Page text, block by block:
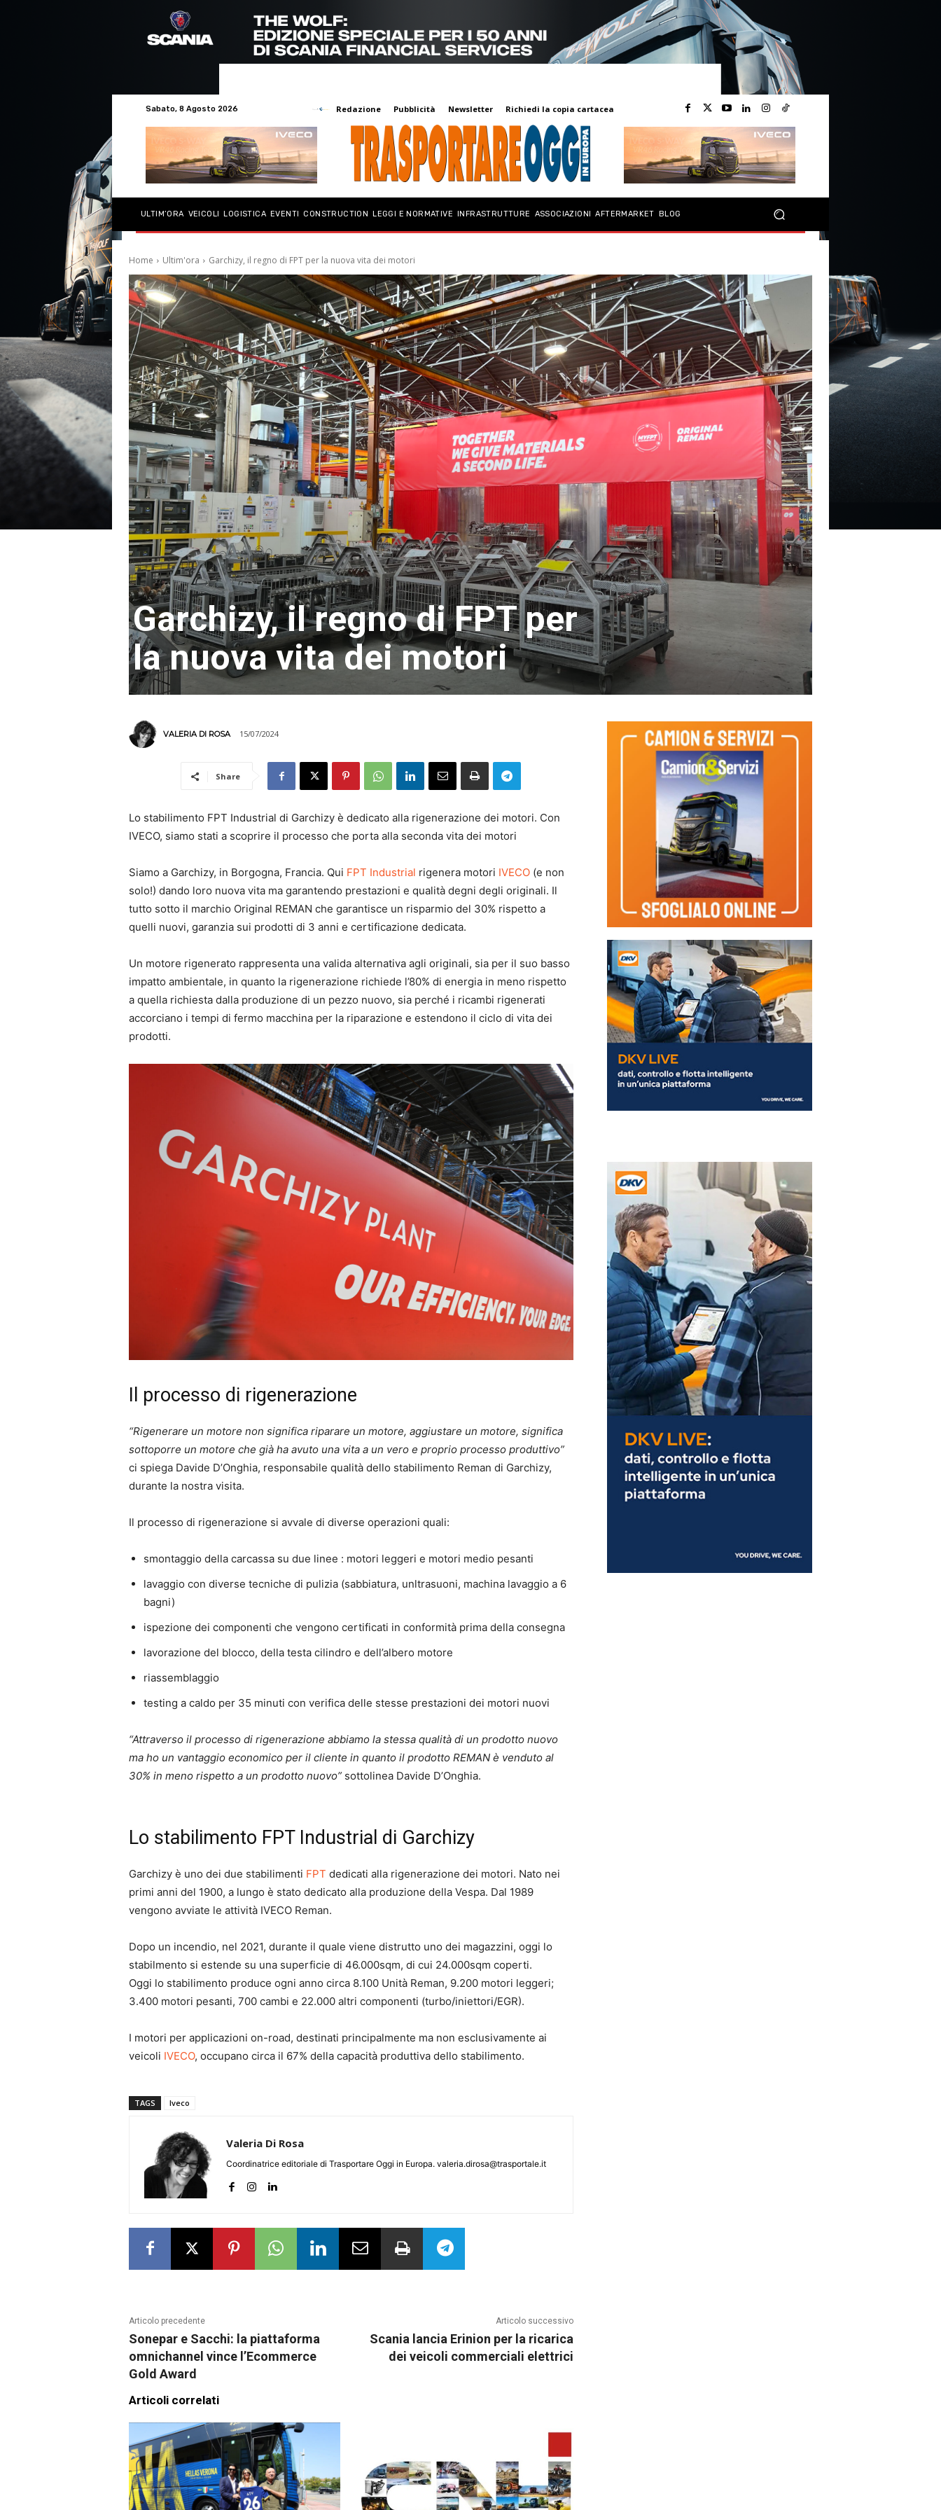
Sabato, 8 Agosto 2026 Redazione Pubblicità Newsletter Richiedi la copia cartacea
ULTIM’ORA VEICOLI LOGISTICA EVENTI CONSTRUCTION LEGGI E NORMATIVE INFRASTRUTTURE ASSOCIAZIONI AFTERMARKET BLOG
Home Ultim'ora Garchizy, il regno di FPT per la nuova vita dei motori
Garchizy, il regno di FPT per
la nuova vita dei motori
VALERIA DI ROSA 15/07/2024
Share
Lo stabilimento FPT Industrial di Garchizy è dedicato alla rigenerazione dei motori. Con
IVECO, siamo stati a scoprire il processo che porta alla seconda vita dei motori
Siamo a Garchizy, in Borgogna, Francia. Qui FPT Industrial rigenera motori IVECO (e non
solo!) dando loro nuova vita ma garantendo prestazioni e qualità degni degli originali. Il
tutto sotto il marchio Original REMAN che garantisce un risparmio del 30% rispetto a
quelli nuovi, garanzia sui prodotti di 3 anni e certificazione dedicata.
Un motore rigenerato rappresenta una valida alternativa agli originali, sia per il suo basso
impatto ambientale, in quanto la rigenerazione richiede l’80% di energia in meno rispetto
a quella richiesta dalla produzione di un pezzo nuovo, sia perché i ricambi rigenerati
accorciano i tempi di fermo macchina per la riparazione e estendono il ciclo di vita dei
prodotti.
Il processo di rigenerazione
“Rigenerare un motore non significa riparare un motore, aggiustare un motore, significa
sottoporre un motore che già ha avuto una vita a un vero e proprio processo produttivo”
ci spiega Davide D’Onghia, responsabile qualità dello stabilimento Reman di Garchizy,
durante la nostra visita.
Il processo di rigenerazione si avvale di diverse operazioni quali:
smontaggio della carcassa su due linee : motori leggeri e motori medio pesanti
lavaggio con diverse tecniche di pulizia (sabbiatura, unltrasuoni, machina lavaggio a 6
bagni)
ispezione dei componenti che vengono certificati in conformità prima della consegna
lavorazione del blocco, della testa cilindro e dell’albero motore
riassemblaggio
testing a caldo per 35 minuti con verifica delle stesse prestazioni dei motori nuovi
“Attraverso il processo di rigenerazione abbiamo la stessa qualità di un prodotto nuovo
ma ho un vantaggio economico per il cliente in quanto il prodotto REMAN è venduto al
30% in meno rispetto a un prodotto nuovo” sottolinea Davide D’Onghia.
Lo stabilimento FPT Industrial di Garchizy
Garchizy è uno dei due stabilimenti FPT dedicati alla rigenerazione dei motori. Nato nei
primi anni del 1900, a lungo è stato dedicato alla produzione della Vespa. Dal 1989
vengono avviate le attività IVECO Reman.
Dopo un incendio, nel 2021, durante il quale viene distrutto uno dei magazzini, oggi lo
stabilmento si estende su una superficie di 46.000sqm, di cui 24.000sqm coperti.
Oggi lo stabilimento produce ogni anno circa 8.100 Unità Reman, 9.200 motori leggeri;
3.400 motori pesanti, 700 cambi e 22.000 altri componenti (turbo/iniettori/EGR).
I motori per applicazioni on-road, destinati principalmente ma non esclusivamente ai
veicoli IVECO, occupano circa il 67% della capacità produttiva dello stabilimento.
TAGS Iveco
Valeria Di Rosa
Coordinatrice editoriale di Trasportare Oggi in Europa. valeria.dirosa@trasportale.it
Articolo precedente
Sonepar e Sacchi: la piattaforma
omnichannel vince l’Ecommerce
Gold Award
Articolo successivo
Scania lancia Erinion per la ricarica
dei veicoli commerciali elettrici
Articoli correlati